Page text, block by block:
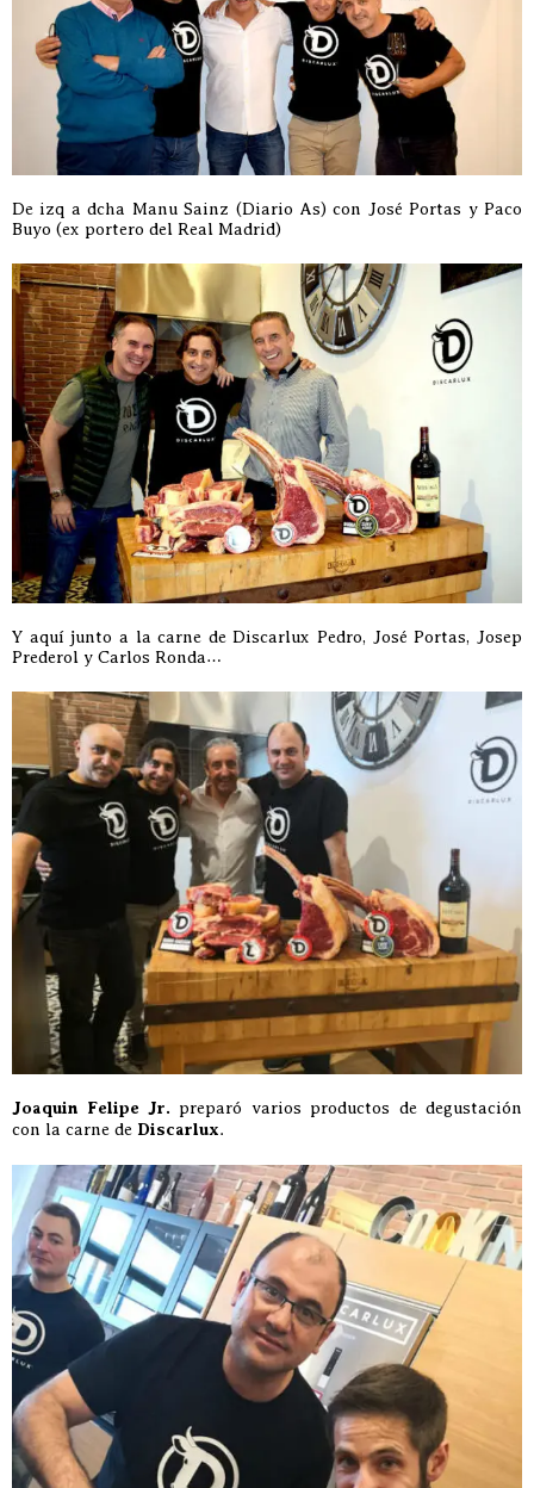
De izq a dcha Manu Sainz (Diario As) con José Portas y Paco
Buyo (ex portero del Real Madrid)
Y aquí junto a la carne de Discarlux Pedro, José Portas, Josep
Prederol y Carlos Ronda…
Joaquin Felipe Jr. preparó varios productos de degustación
con la carne de Discarlux.